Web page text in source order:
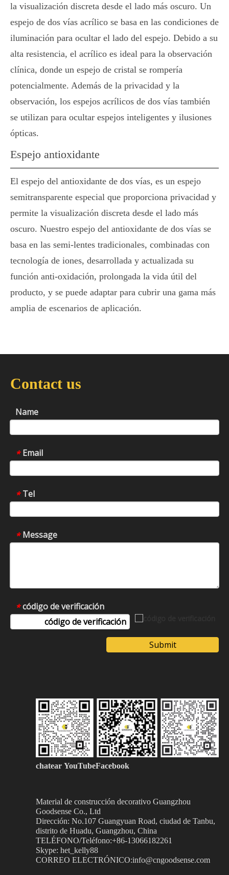
la visualización discreta desde el lado más oscuro. Un
espejo de dos vías acrílico se basa en las condiciones de
iluminación para ocultar el lado del espejo. Debido a su
alta resistencia, el acrílico es ideal para la observación
clínica, donde un espejo de cristal se rompería
potencialmente. Además de la privacidad y la
observación, los espejos acrílicos de dos vías también
se utilizan para ocultar espejos inteligentes y ilusiones
ópticas.
Espejo antioxidante
El espejo del antioxidante de dos vías, es un espejo
semitransparente especial que proporciona privacidad y
permite la visualización discreta desde el lado más
oscuro. Nuestro espejo del antioxidante de dos vías se
basa en las semi-lentes tradicionales, combinadas con
tecnología de iones, desarrollada y actualizada su
función anti-oxidación, prolongada la vida útil del
producto, y se puede adaptar para cubrir una gama más
amplia de escenarios de aplicación.
Contact us
Name
* Email
* Tel
* Message
* código de verificación
Submit
chatear YouTubeFacebook
Material de construcción decorativo Guangzhou
Goodsense Co., Ltd
Dirección: No.107 Guangyuan Road, ciudad de Tanbu,
distrito de Huadu, Guangzhou, China
TELÉFONO/Teléfono:+86-13066182261
Skype: het_kelly88
CORREO ELECTRÓNICO:info@cngoodsense.com